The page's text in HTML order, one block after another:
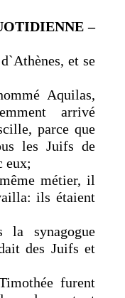
–
et se
Aquilas,
arrivé
parce que
les Juifs de
eux;
métier, il
ils étaient
la synagogue
des Juifs et
furent